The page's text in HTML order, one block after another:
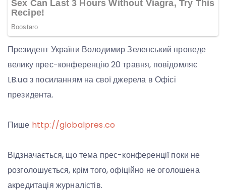
Президент України Володимир Зеленський проведе
велику прес-конференцію 20 травня, повідомляє
LB.ua з посиланням на свої джерела в Офісі
президента.
Пише http://globalpres.co
Відзначається, що тема прес-конференції поки не
розголошується, крім того, офіційно не оголошена
акредитація журналістів.